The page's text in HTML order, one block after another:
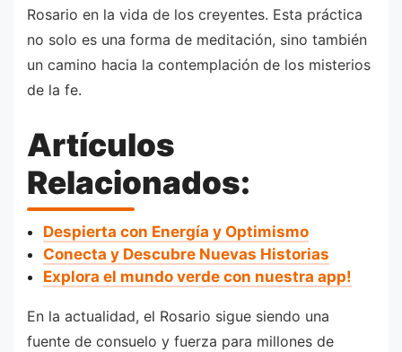
Rosario en la vida de los creyentes. Esta práctica
no solo es una forma de meditación, sino también
un camino hacia la contemplación de los misterios
de la fe.
Artículos
Relacionados:
Despierta con Energía y Optimismo
Conecta y Descubre Nuevas Historias
Explora el mundo verde con nuestra app!
En la actualidad, el Rosario sigue siendo una
fuente de consuelo y fuerza para millones de